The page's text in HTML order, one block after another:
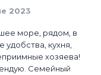
2023
море, рядом, в
удобства, кухня,
хозяева!
Семейный